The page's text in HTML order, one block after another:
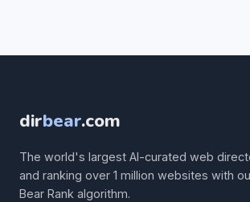
dirbear.com
The world's largest AI-curated web
and ranking over 1 million websites with
Bear Rank algorithm.